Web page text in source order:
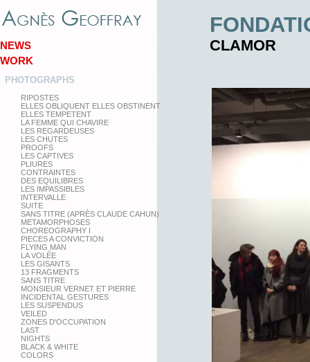
NEWS
WORK
PHOTOGRAPHS
RIPOSTES
ELLES OBLIQUENT ELLES OBSTINENT
ELLES TEMPETENT
LA FEMME QUI CHAVIRE
LES REGARDEUSES
LES CHUTES
PROOFS
LES CAPTIVES
PLIURES
CONTRAINTES
DES EQUILIBRES
LES IMPASSIBLES
INTERVALLE
SUITE
SANS TITRE (APRÈS CLAUDE CAHUN)
METAMORPHOSES
CHOREOGRAPHY I
PIECES A CONVICTION
FLYING MAN
LA VOLÉE
LES GISANTS
13 FRAGMENTS
SANS TITRE
MONSIEUR VERNET ET PIERRE
INCIDENTAL GESTURES
LES SUSPENDUS
VEILED
ZONES D'OCCUPATION
LAST
NIGHTS
BLACK & WHITE
COLORS
CLAMOR